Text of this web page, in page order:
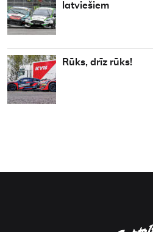
latviešiem
Rūks, drīz rūks!